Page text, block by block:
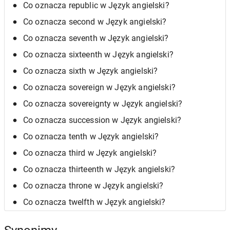
Co oznacza republic w Język angielski?
Co oznacza second w Język angielski?
Co oznacza seventh w Język angielski?
Co oznacza sixteenth w Język angielski?
Co oznacza sixth w Język angielski?
Co oznacza sovereign w Język angielski?
Co oznacza sovereignty w Język angielski?
Co oznacza succession w Język angielski?
Co oznacza tenth w Język angielski?
Co oznacza third w Język angielski?
Co oznacza thirteenth w Język angielski?
Co oznacza throne w Język angielski?
Co oznacza twelfth w Język angielski?